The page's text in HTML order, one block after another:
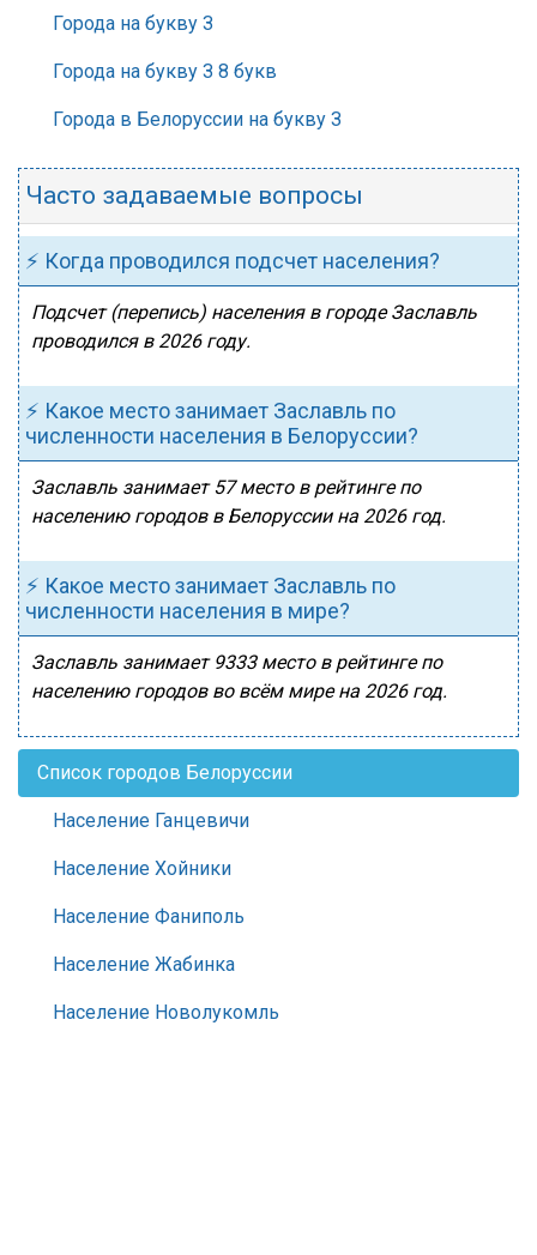
Города на букву З
Города на букву З 8 букв
Города в Белоруссии на букву З
Часто задаваемые вопросы
⚡ Когда проводился подсчет населения?
Подсчет (перепись) населения в городе Заславль
проводился в 2026 году.
⚡ Какое место занимает Заславль по
численности населения в Белоруссии?
Заславль занимает 57 место в рейтинге по
населению городов в Белоруссии на 2026 год.
⚡ Какое место занимает Заславль по
численности населения в мире?
Заславль занимает 9333 место в рейтинге по
населению городов во всём мире на 2026 год.
Список городов Белоруссии
Население Ганцевичи
Население Хойники
Население Фаниполь
Население Жабинка
Население Новолукомль